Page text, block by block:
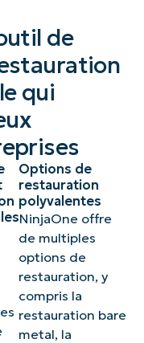
de
qui
Options de
restauration
polyvalentes
NinjaOne offre
de multiples
options de
restauration, y
compris la
restauration bare
metal, la